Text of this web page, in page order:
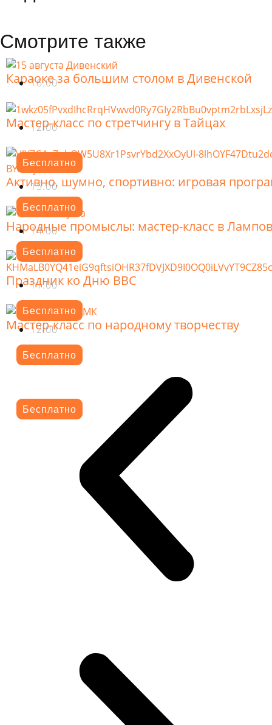
Смотрите также
Бесплатно
Караоке за большим столом в Дивенской
16.00
Бесплатно
Мастер-класс по стретчингу в Тайцах
12.00
Бесплатно
Активно, шумно, спортивно: игровая
15.00
Бесплатно
Народные промыслы: мастер-класс в
14.00
Бесплатно
Праздник ко Дню ВВС
11.00
Бесплатно
Мастер-класс по народному творчеству
12.00